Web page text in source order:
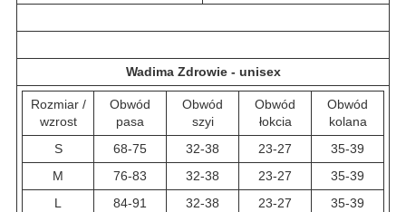
Wadima Zdrowie - unisex
Rozmiar /
wzrost
Obwód
pasa
Obwód
szyi
Obwód
łokcia
Obwód
kolana
S
68-75 32-38 23-27
35-39
M
76-83 32-38 23-27
35-39
L
84-91 32-38 23-27
35-39